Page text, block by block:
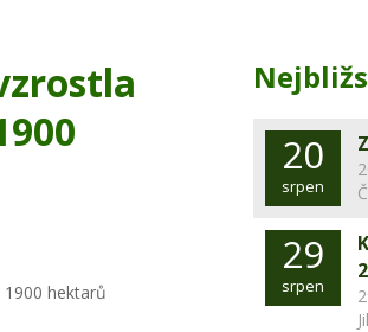
20
srpen
29
srpen